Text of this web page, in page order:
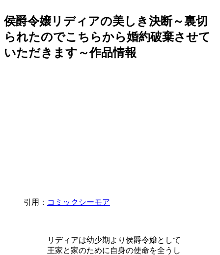
侯爵令嬢リディアの美しき決断～裏切
られたのでこちらから婚約破棄させて
いただきます～作品情報
引用： コミックシーモア
リディアは幼少期より侯爵令嬢として
王家と家のために自身の使命を全うし